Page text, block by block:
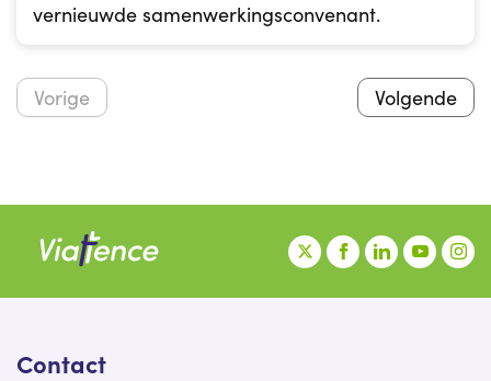
vernieuwde samenwerkingsconvenant.
Vorige Volgende
Contact